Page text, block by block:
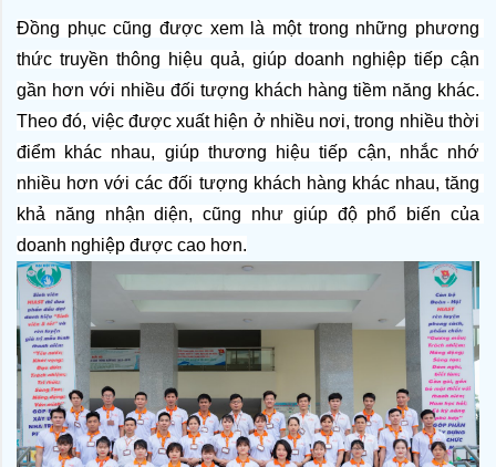
Đồng phục cũng được xem là một trong những phương
thức truyền thông hiệu quả, giúp doanh nghiệp tiếp cận
gần hơn với nhiều đối tượng khách hàng tiềm năng khác.
Theo đó, việc được xuất hiện ở nhiều nơi, trong nhiều thời
điểm khác nhau, giúp thương hiệu tiếp cận, nhắc nhớ
nhiều hơn với các đối tượng khách hàng khác nhau, tăng
khả năng nhận diện, cũng như giúp độ phổ biến của
doanh nghiệp được cao hơn.